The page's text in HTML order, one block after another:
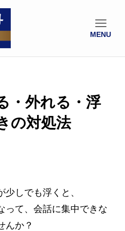
MENU
・外れる・浮
の対処法
しでも浮くと、
って、会話に集中できな
んか？